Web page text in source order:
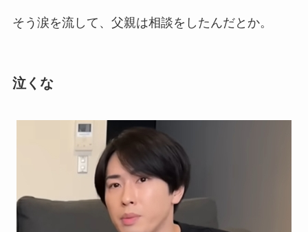
そう涙を流して、父親は相談をしたんだとか。
泣くな